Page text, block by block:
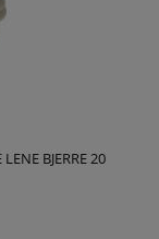
BJERRE 20